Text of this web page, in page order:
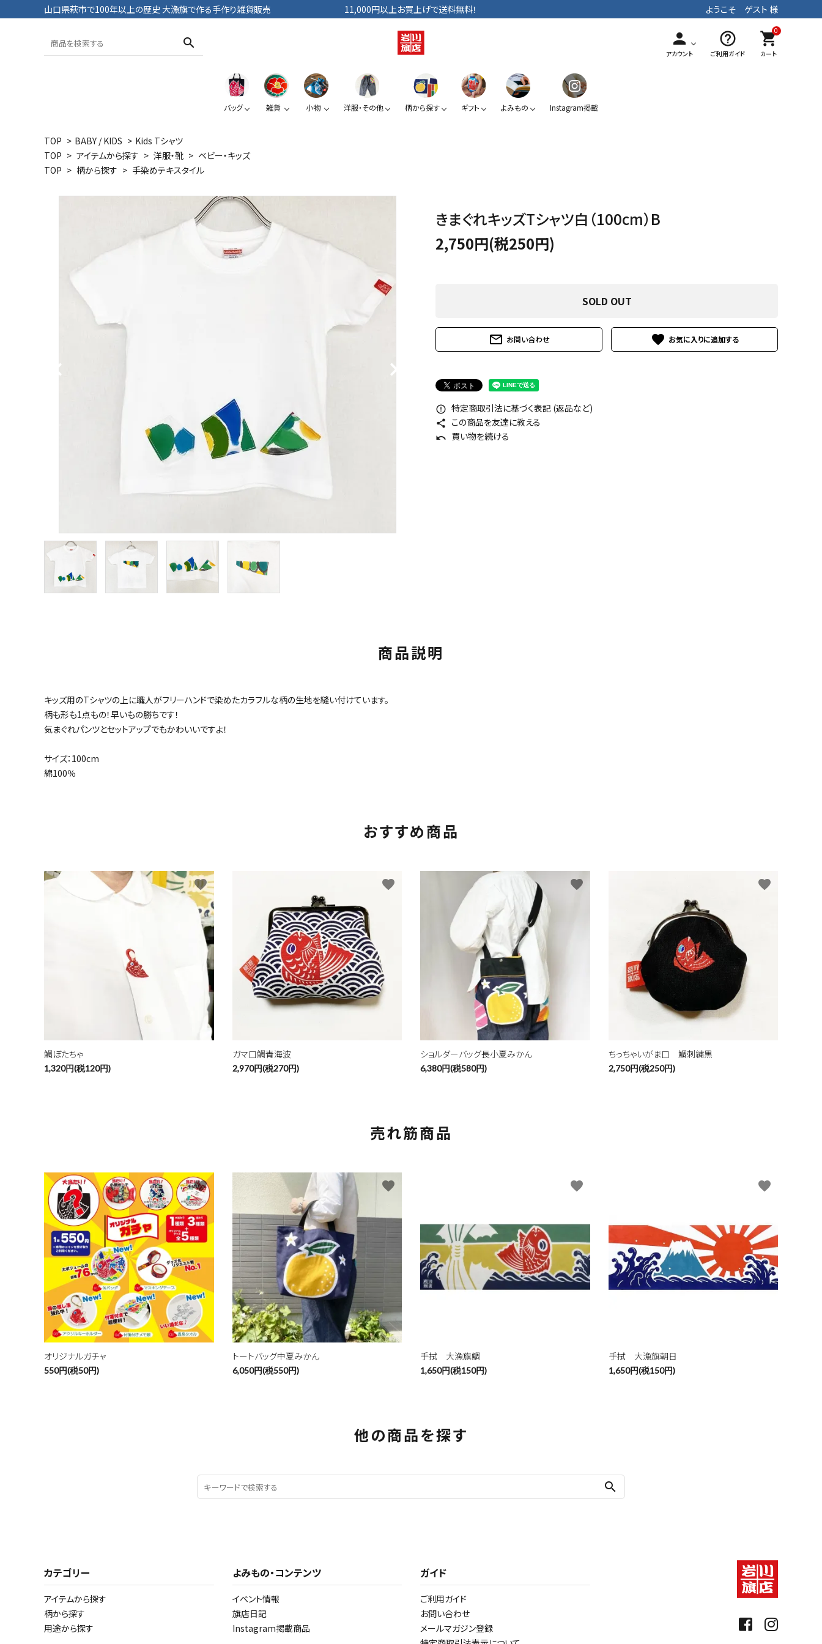
山口県萩市で100年以上の歴史 大漁旗で作る手作り雑貨販売 11,000円以上お買上げで送料無料！ ようこそ ゲスト 様
search person
アカウント
help_outline
ご利用ガイド
0
shopping_cart
カート
バッグ
トートバッグ
雑貨
おざぶ
小物
ブックカバー
ポーチ
洋服・その他
Tシャツ・パンツ
柄から探す
大漁旗 鯛 夏みかん
ギフト よみもの Instagram掲載
TOP > BABY / KIDS > Kids Tシャツ
TOP > アイテムから探す > 洋服・靴 > ベビー・キッズ
TOP > 柄から探す > 手染めテキスタイル
きまぐれキッズTシャツ白（100cm）B
2,750円(税250円)
SOLD OUT
mail_outline お問い合わせ favorite
error_outline 特定商取引法に基づく表記 (返品など)
share この商品を友達に教える
undo 買い物を続ける
商品説明
キッズ用のTシャツの上に職人がフリーハンドで染めたカラフルな柄の生地を縫い付けています。
柄も形も1点もの！早いもの勝ちです！
気まぐれパンツとセットアップでもかわいいですよ！
サイズ：100cm
綿100％
おすすめ商品
鯛ぼたちゃ
1,320円(税120円)
favorite
ガマ口鯛青海波
2,970円(税270円)
favorite
ショルダーバッグ長小夏みかん
6,380円(税580円)
favorite
ちっちゃいがま口 鯛刺繍黒
2,750円(税250円)
favorite
売れ筋商品
オリジナルガチャ
550円(税50円)
favorite
トートバッグ中夏みかん
6,050円(税550円)
favorite
手拭 大漁旗鯛
1,650円(税150円)
favorite
手拭 大漁旗朝日
1,650円(税150円)
favorite
他の商品を探す
search
カテゴリー
アイテムから探す
柄から探す
用途から探す
よみもの・コンテンツ
イベント情報
旗店日記
Instagram掲載商品
ガイド
ご利用ガイド
お問い合わせ
メールマガジン登録